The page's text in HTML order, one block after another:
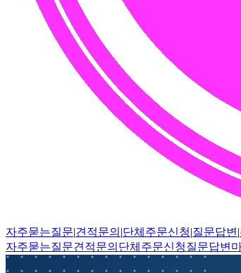
자주묻는질문|견적문의 |단체주문신청|질문답변 |
자주묻는질문견적문의 단체주문신청질문답변